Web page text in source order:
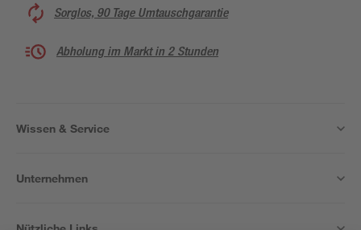
Sorglos, 90 Tage Umtauschgarantie
Abholung im Markt in 2 Stunden
Wissen & Service
Unternehmen